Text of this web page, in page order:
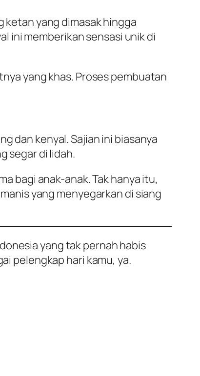
yang dimasak hingga
ini memberikan sensasi unik di
yang khas. Proses pembuatan
dan kenyal. Sajian ini biasanya
segar di lidah.
bagi anak-anak. Tak hanya itu,
yang menyegarkan di siang
yang tak pernah habis
pelengkap hari kamu, ya.